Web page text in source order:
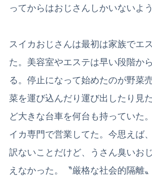
ってからはおじさんしかいないよう
スイカおじさんは最初は家族でエ
た。美容室やエステは早い段階か
る。停止になって始めたのが野菜
菜を運び込んだり運び出したり見
ど大きな台車を何台も持っていた
イカ専門で営業してた。今思えば
訳ないことだけど、うさん臭いお
えなかった。〝厳格な社会的隔離